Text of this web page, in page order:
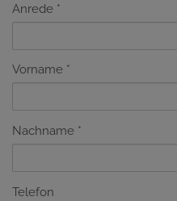
Anrede
Vorname
Nachname
Telefon